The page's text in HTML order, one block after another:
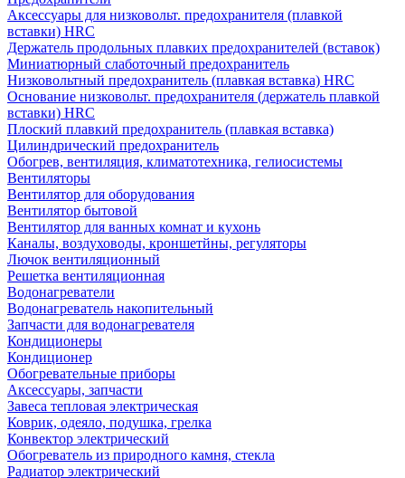
Аксессуары для низковольт. предохранителя (плавкой
вставки) HRC
Держатель продольных плавких предохранителей (вставок)
Миниатюрный слаботочный предохранитель
Низковольтный предохранитель (плавкая вставка) HRC
Основание низковольт. предохранителя (держатель плавкой
вставки) HRC
Плоский плавкий предохранитель (плавкая вставка)
Цилиндрический предохранитель
Обогрев, вентиляция, климатотехника, гелиосистемы
Вентиляторы
Вентилятор для оборудования
Вентилятор бытовой
Вентилятор для ванных комнат и кухонь
Каналы, воздуховоды, кроншетйны, регуляторы
Лючок вентиляционный
Решетка вентиляционная
Водонагреватели
Водонагреватель накопительный
Запчасти для водонагревателя
Кондиционеры
Кондиционер
Обогревательные приборы
Аксессуары, запчасти
Завеса тепловая электрическая
Коврик, одеяло, подушка, грелка
Конвектор электрический
Обогреватель из природного камня, стекла
Радиатор электрический